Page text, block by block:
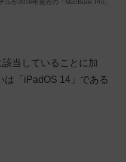
ルが2016年発売の「MacBook Pro」
当していることに加
は「iPadOS 14」である